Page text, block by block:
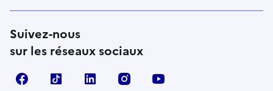
Suivez-nous
sur les réseaux sociaux
FacebookTikTok LinkedIn Instagram